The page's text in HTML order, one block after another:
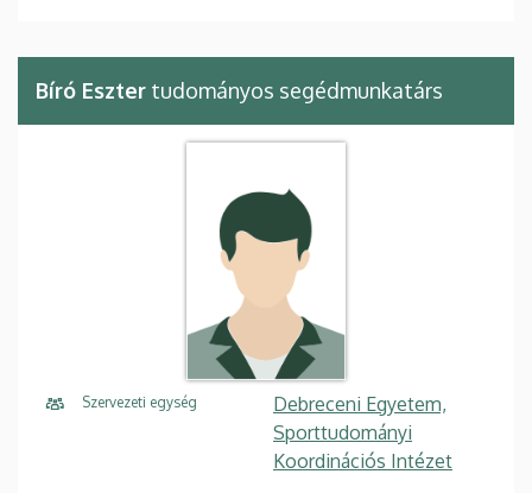
Bíró Eszter tudományos segédmunkatárs
Szervezeti egység
Debreceni Egyetem,
Sporttudományi
Koordinációs Intézet